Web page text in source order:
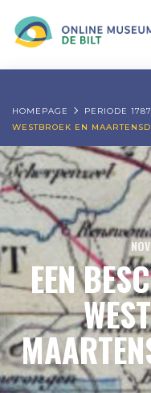
HOMEPAGE PERIODE
WESTBROEK EN
EEN